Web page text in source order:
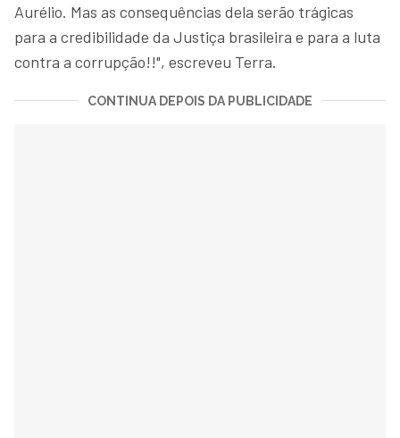
Aurélio. Mas as consequências dela serão trágicas
para a credibilidade da Justiça brasileira e para a luta
contra a corrupção!!", escreveu Terra.
CONTINUA DEPOIS DA PUBLICIDADE